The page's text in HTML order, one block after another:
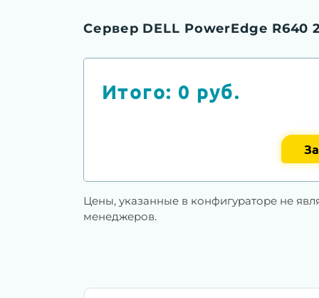
Сервер DELL PowerEdge R640
Итого: 0 руб.
Цены, указанные в конфигураторе не
менеджеров.